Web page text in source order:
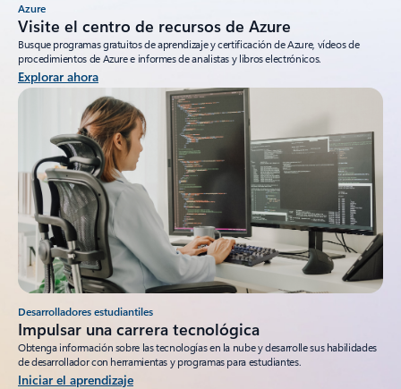
Azure
Visite el centro de recursos de Azure
Busque programas gratuitos de aprendizaje y certificación de Azure, vídeos de
procedimientos de Azure e informes de analistas y libros electrónicos.
Explorar ahora
Desarrolladores estudiantiles
Impulsar una carrera tecnológica
Obtenga información sobre las tecnologías en la nube y desarrolle sus habilidades
de desarrollador con herramientas y programas para estudiantes.
Iniciar el aprendizaje